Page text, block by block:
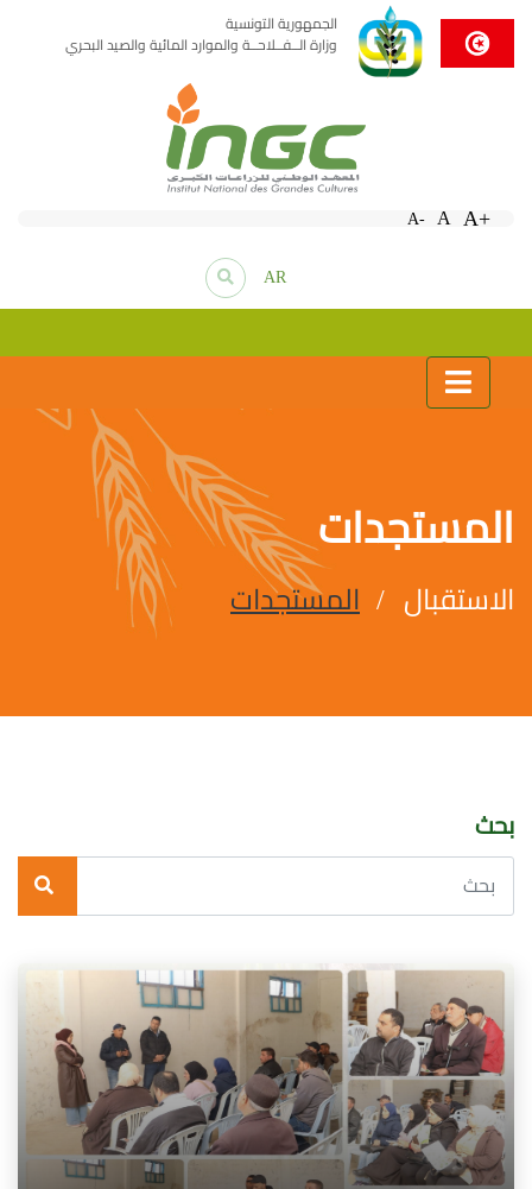
الجمهورية التونسية
وزارة الــفــلاحــة والموارد المائية والصيد البحري
A- A A+
AR
المستجدات
الاستقبال المستجدات
بحث